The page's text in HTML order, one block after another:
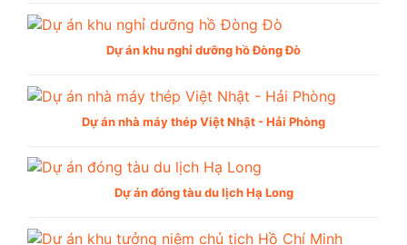
Dự án khu nghỉ dưỡng hồ Đòng Đò
Dự án nhà máy thép Việt Nhật - Hải Phòng
Dự án đóng tàu du lịch Hạ Long